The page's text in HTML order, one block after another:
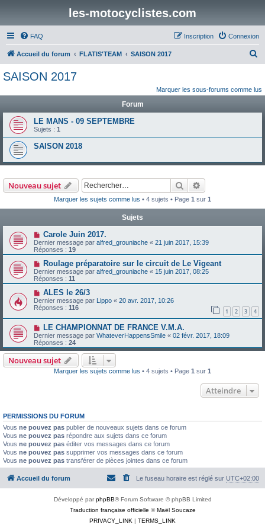
les-motocyclistes.com
FAQ Connexion
Inscription
Accueil du forum FLATIS'TEAM SAISON 2017
h
c
e
SAISON 2017
Marquer les sous-forums comme lus
Forum
LE MANS - 09 SEPTEMBRE
Sujets : 1
SAISON 2018
Nouveau sujet Rechercher
Marquer les sujets comme lus • 4 sujets • Page 1 sur 1
Sujets
Carole Juin 2017.
Dernier message par alfred_grouniache « 21 juin 2017, 15:39
Réponses : 19
Roulage préparatoire sur le circuit de Le Vigeant
Dernier message par alfred_grouniache « 15 juin 2017, 08:25
Réponses : 11
ALES le 26/3
Dernier message par Lippo « 20 avr. 2017, 10:26
Réponses : 116 1 2 3 4
LE CHAMPIONNAT DE FRANCE V.M.A.
Dernier message par WhateverHappensSmile « 02 févr. 2017, 18:09
Réponses : 24
Nouveau sujet
Marquer les sujets comme lus • 4 sujets • Page 1 sur 1
Atteindre
PERMISSIONS DU FORUM
Vous ne pouvez pas publier de nouveaux sujets dans ce forum
Vous ne pouvez pas répondre aux sujets dans ce forum
Vous ne pouvez pas éditer vos messages dans ce forum
Vous ne pouvez pas supprimer vos messages dans ce forum
Vous ne pouvez pas transférer de pièces jointes dans ce forum
Accueil du forum Le fuseau horaire est réglé sur UTC+02:00
Développé parphpBB® Forum Software © phpBB Limited
Traduction française officielle ©Maël Soucaze
PRIVACY_LINK | TERMS_LINK